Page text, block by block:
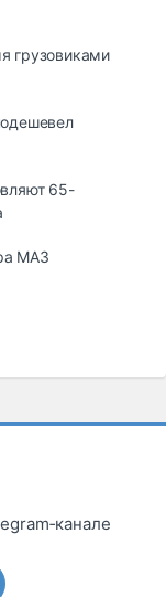
грузовиками
65-
МАЗ